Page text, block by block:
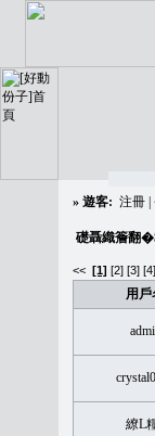
» 遊客: 注冊
礎聶織簷翻
<< [1] [2] [3] [4]
用戶
繚L